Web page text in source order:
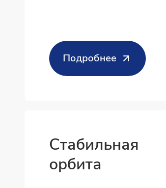
Подробнее
Стабильная
орбита